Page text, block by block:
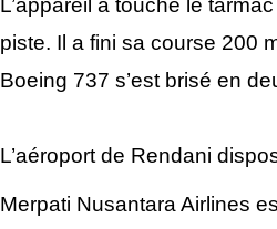
L’appareil a touché le
piste. Il a fini sa course 200
Boeing 737 s’est brisé en
L’aéroport de Rendani
Merpati Nusantara Airlines